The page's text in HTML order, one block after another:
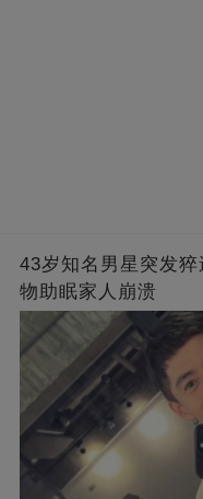
43岁知名男星突发
物助眠家人崩溃